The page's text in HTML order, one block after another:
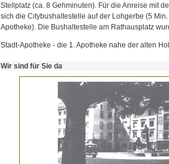
Stellplatz (ca. 8 Gehminuten). Für die Anreise mit
sich die Citybushaltestelle auf der Lohgerbe (5
Apotheke). Die Bushaltestelle am Rathausplatz
Stadt-Apotheke - die 1. Apotheke nahe der alten
Wir sind für Sie da